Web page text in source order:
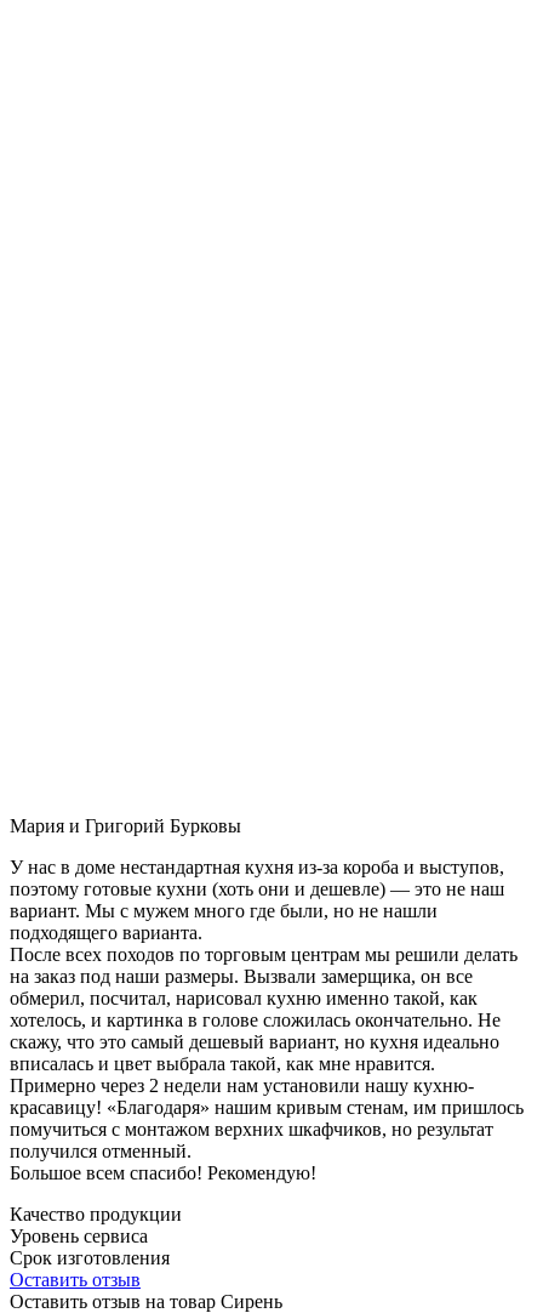
Мария и Григорий Бурковы
У нас в доме нестандартная кухня из-за короба и выступов,
поэтому готовые кухни (хоть они и дешевле) — это не наш
вариант. Мы с мужем много где были, но не нашли
подходящего варианта.
После всех походов по торговым центрам мы решили делать
на заказ под наши размеры. Вызвали замерщика, он все
обмерил, посчитал, нарисовал кухню именно такой, как
хотелось, и картинка в голове сложилась окончательно. Не
скажу, что это самый дешевый вариант, но кухня идеально
вписалась и цвет выбрала такой, как мне нравится.
Примерно через 2 недели нам установили нашу кухню-
красавицу! «Благодаря» нашим кривым стенам, им пришлось
помучиться с монтажом верхних шкафчиков, но результат
получился отменный.
Большое всем спасибо! Рекомендую!
Качество продукции
Уровень сервиса
Срок изготовления
Оставить отзыв
Оставить отзыв на товар Сирень